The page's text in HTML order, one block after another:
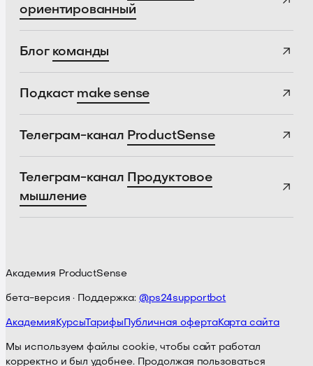
ориентированный
Блог команды
Подкаст make sense
Телеграм-канал ProductSense
Телеграм-канал Продуктовое
мышление
Академия ProductSense
бета-версия · Поддержка: @ps24supportbot
Академия КурсыТарифы Публичная офертаКарта сайта
Мы используем файлы cookie, чтобы сайт работал
корректно и был удобнее. Продолжая пользоваться